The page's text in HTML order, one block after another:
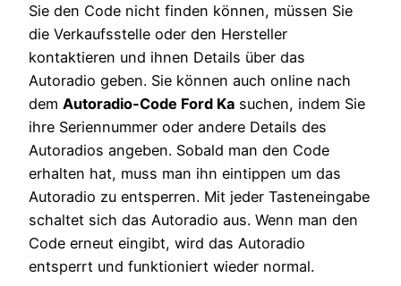
Sie den Code nicht finden können, müssen Sie
die Verkaufsstelle oder den Hersteller
kontaktieren und ihnen Details über das
Autoradio geben. Sie können auch online nach
dem Autoradio-Code Ford Ka suchen, indem Sie
ihre Seriennummer oder andere Details des
Autoradios angeben. Sobald man den Code
erhalten hat, muss man ihn eintippen um das
Autoradio zu entsperren. Mit jeder Tasteneingabe
schaltet sich das Autoradio aus. Wenn man den
Code erneut eingibt, wird das Autoradio
entsperrt und funktioniert wieder normal.